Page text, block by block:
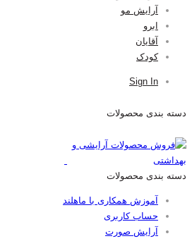
آرایش مو
ابرو
آقایان
کودک
Sign In
دسته بندی محصولات
دسته بندی محصولات
آموزش همکاری با ماهلند
حساب کاربری
آرایش صورت